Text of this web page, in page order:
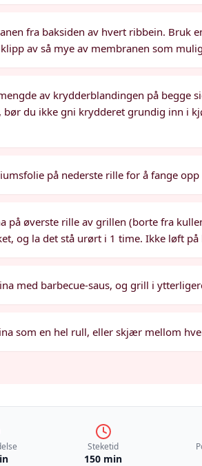
fra baksiden av hvert ribbein. Bruk
av så mye av membranen som
av krydderblandingen på begge
bør du ikke gni krydderet grundig inn i
på nederste rille for å fange
på øverste rille av grillen (borte fra
og la det stå urørt i 1 time. Ikke løft
med barbecue-saus, og grill i
som en hel rull, eller skjær mellom
Steketid
150 min